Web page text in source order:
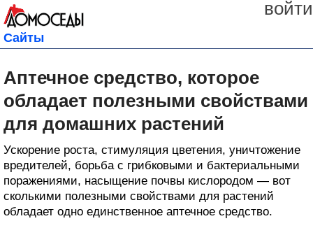
войти
Сайты
Аптечное средство, которое
обладает полезными свойствами
для домашних растений
Ускорение роста, стимуляция цветения, уничтожение
вредителей, борьба с грибковыми и бактериальными
поражениями, насыщение почвы кислородом — вот
сколькими полезными свойствами для растений
обладает одно единственное аптечное средство.